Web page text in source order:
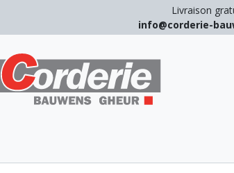
Livraison
info@corderie-